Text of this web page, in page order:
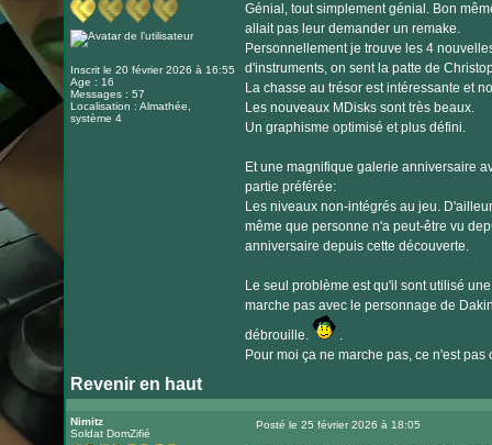
internet
Inscrit le 20 février 2026 à 16:55
Age : 16
Messages : 57
Localisation : Almathée,
système 4
Génial, tout simplement génial. Bon
allait pas leur demander un remake.
Personnellement je trouve les 4
d'instruments, on sent la patte de
La chasse au trésor est intéressante et
Les nouveaux MDisks sont très beaux.
Un graphisme optimisé et plus défini.
Et une magnifique galerie anniversaire
partie préférée:
Les niveaux non-intégrés au jeu.
même que personne n'a peut-être vu
anniversaire depuis cette découverte.
Le seul problème est qu'il sont utilisé
marche pas avec le personnage de
débrouille.
.
Pour moi ça ne marche pas, ce n'est
Revenir en haut
Nimitz
Soldat DomZifié
Posté le 25 février 2026 à 18:05